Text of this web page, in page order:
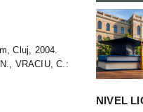
Cluj, 2004.
VRACIU, C.:
NIVEL